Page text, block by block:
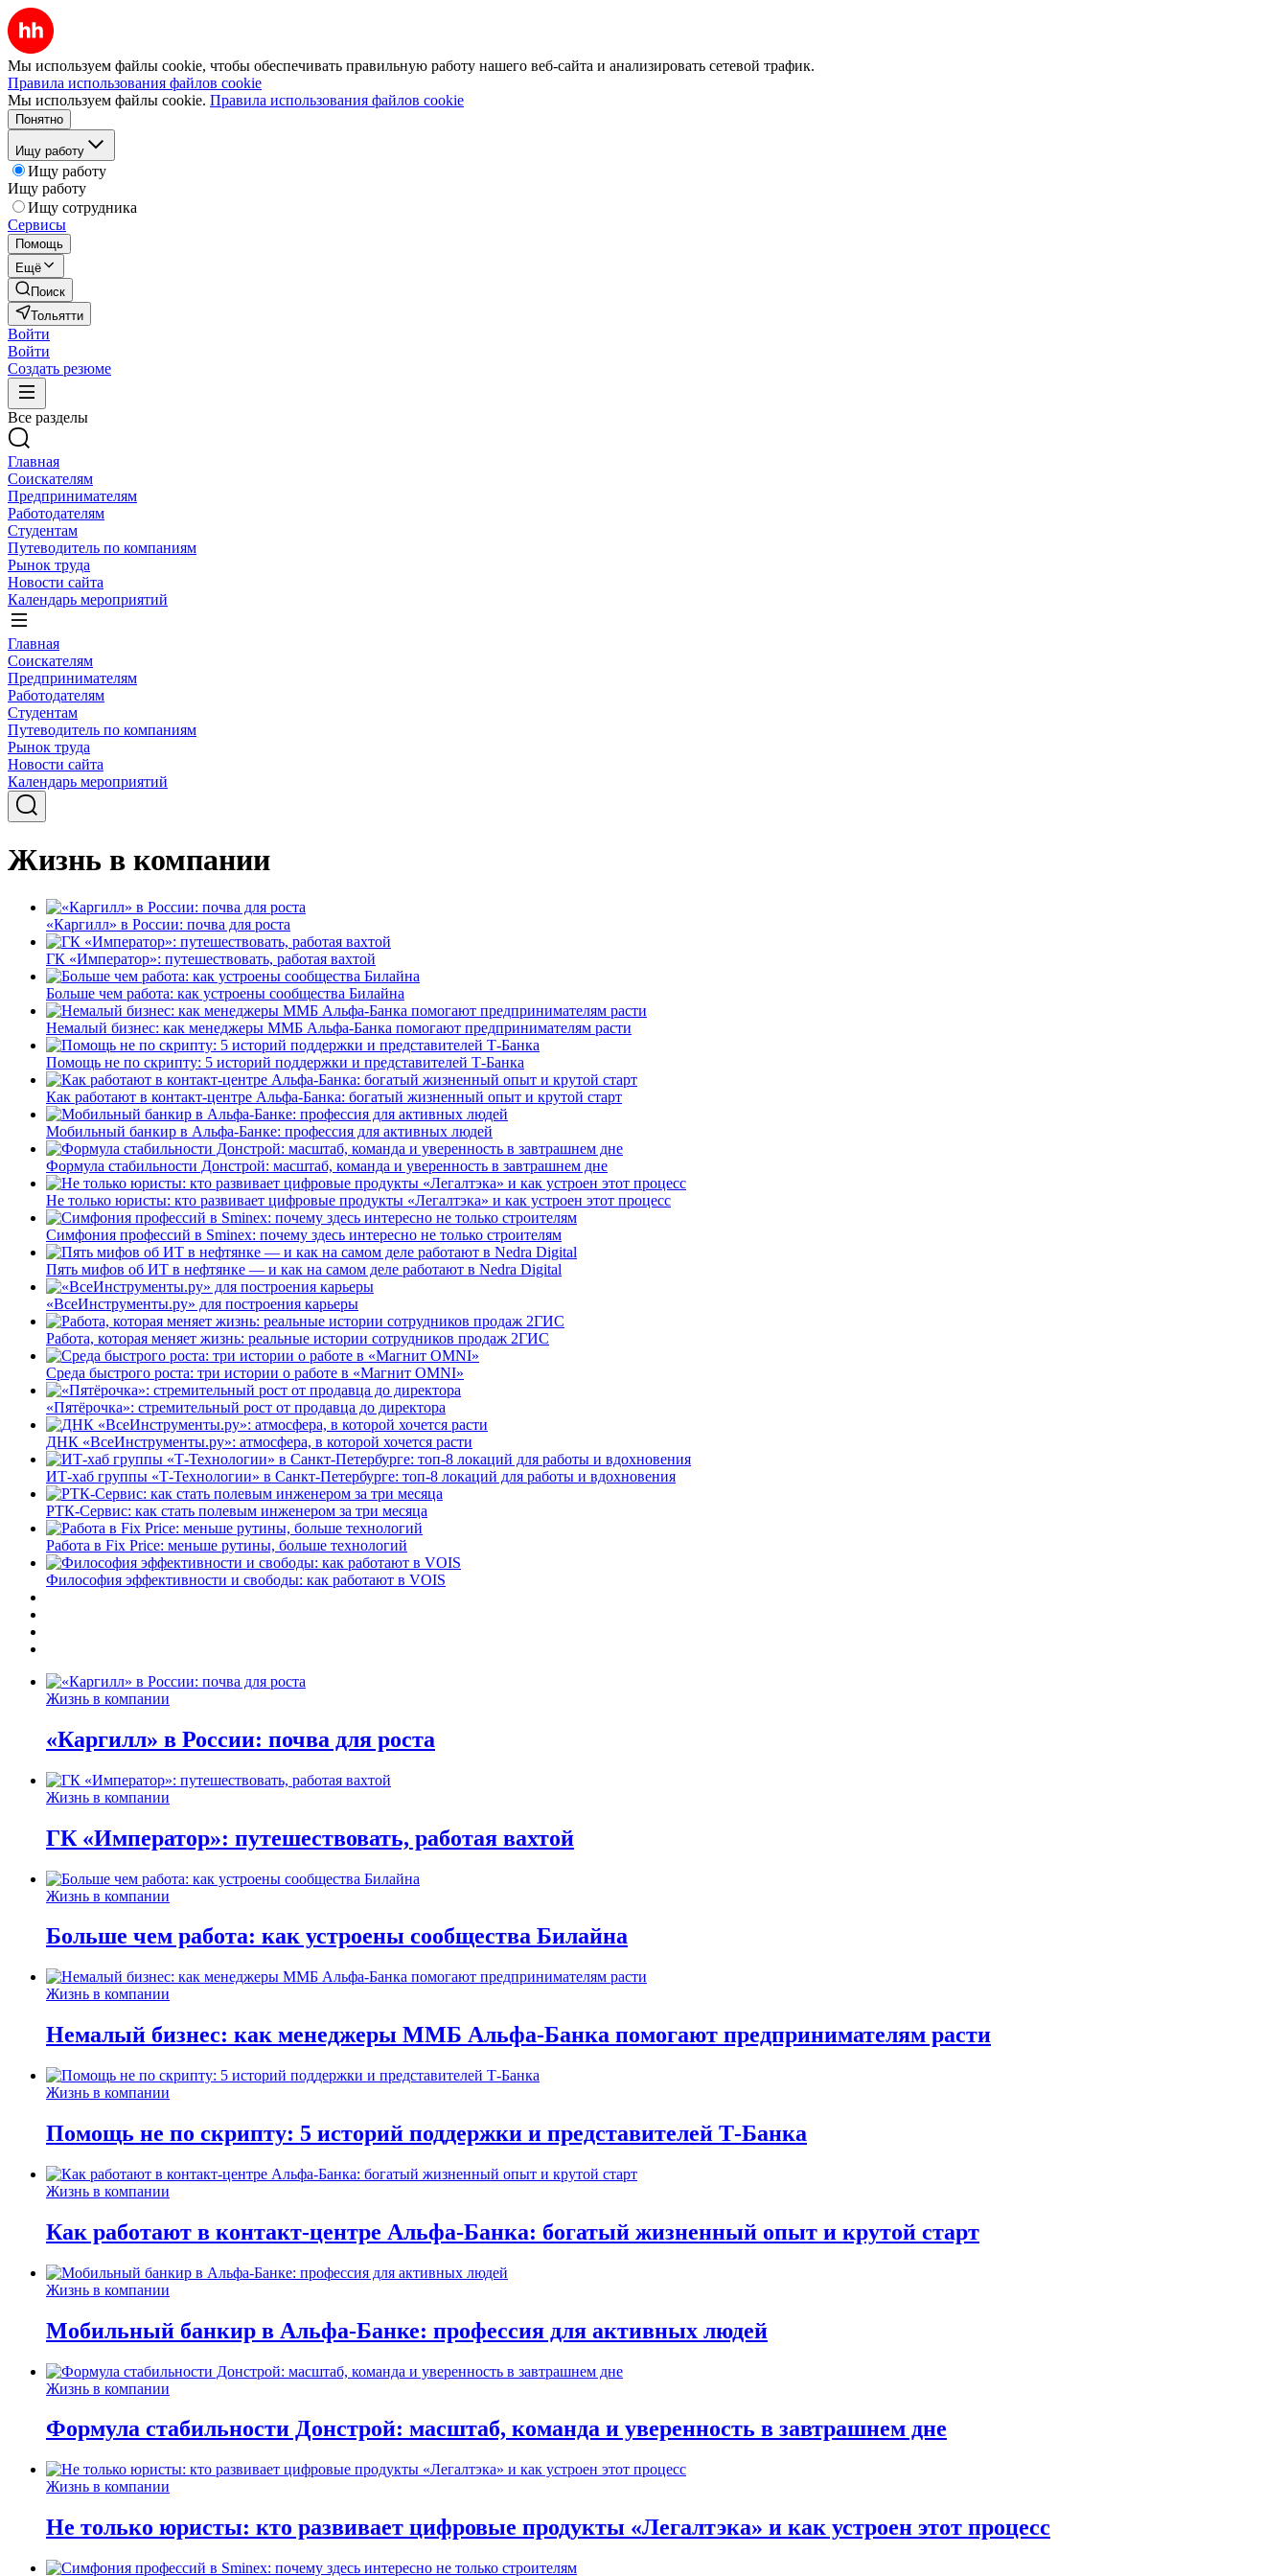
Мы используем файлы cookie, чтобы обеспечивать правильную работу нашего веб-сайта и анализировать сетевой трафик.
Правила использования файлов cookie
Мы используем файлы cookie. Правила использования файлов cookie
Понятно
Ищу работу
Ищу работу
Ищу работу
Ищу сотрудника
Сервисы
Помощь
Ещё
Поиск
Тольятти
Войти
Войти
Создать резюме
Все разделы
Главная
Соискателям
Предпринимателям
Работодателям
Студентам
Путеводитель по компаниям
Рынок труда
Новости сайта
Календарь мероприятий
Главная
Соискателям
Предпринимателям
Работодателям
Студентам
Путеводитель по компаниям
Рынок труда
Новости сайта
Календарь мероприятий
Жизнь в компании
«Каргилл» в России: почва для роста
ГК «Император»: путешествовать, работая вахтой
Больше чем работа: как устроены сообщества Билайна
Немалый бизнес: как менеджеры ММБ Альфа-Банка помогают предпринимателям расти
Помощь не по скрипту: 5 историй поддержки и представителей Т-Банка
Как работают в контакт-центре Альфа-Банка: богатый жизненный опыт и крутой старт
Мобильный банкир в Альфа-Банке: профессия для активных людей
Формула стабильности Донстрой: масштаб, команда и уверенность в завтрашнем дне
Не только юристы: кто развивает цифровые продукты «Легалтэка» и как устроен этот процесс
Симфония профессий в Sminex: почему здесь интересно не только строителям
Пять мифов об ИТ в нефтянке — и как на самом деле работают в Nedra Digital
«ВсеИнструменты.ру» для построения карьеры
Работа, которая меняет жизнь: реальные истории сотрудников продаж 2ГИС
Среда быстрого роста: три истории о работе в «Магнит OMNI»
«Пятёрочка»: стремительный рост от продавца до директора
ДНК «ВсеИнструменты.ру»: атмосфера, в которой хочется расти
ИТ-хаб группы «Т-Технологии» в Санкт-Петербурге: топ-8 локаций для работы и вдохновения
РТК-Сервис: как стать полевым инженером за три месяца
Работа в Fix Price: меньше рутины, больше технологий
Философия эффективности и свободы: как работают в VOIS
Жизнь в компании
«Каргилл» в России: почва для роста
Жизнь в компании
ГК «Император»: путешествовать, работая вахтой
Жизнь в компании
Больше чем работа: как устроены сообщества Билайна
Жизнь в компании
Немалый бизнес: как менеджеры ММБ Альфа-Банка помогают предпринимателям расти
Жизнь в компании
Помощь не по скрипту: 5 историй поддержки и представителей Т-Банка
Жизнь в компании
Как работают в контакт-центре Альфа-Банка: богатый жизненный опыт и крутой старт
Жизнь в компании
Мобильный банкир в Альфа-Банке: профессия для активных людей
Жизнь в компании
Формула стабильности Донстрой: масштаб, команда и уверенность в завтрашнем дне
Жизнь в компании
Не только юристы: кто развивает цифровые продукты «Легалтэка» и как устроен этот процесс